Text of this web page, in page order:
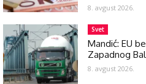
8. avgust 2026.
Svet
Mandić: EU
Zapadnog
8. avgust 2026.